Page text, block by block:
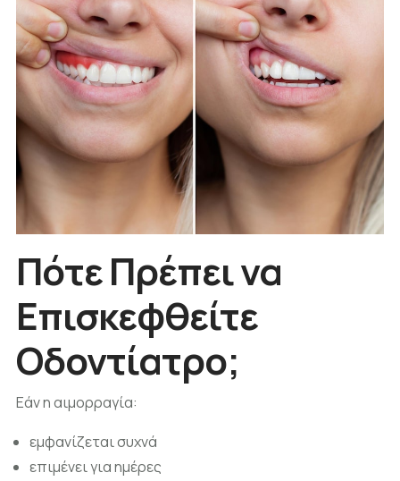
Πότε Πρέπει να
Επισκεφθείτε
Οδοντίατρο;
Εάν η αιμορραγία:
εμφανίζεται συχνά
επιμένει για ημέρες